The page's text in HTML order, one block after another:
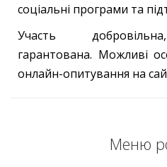
Меню
соціальні програми та
Участь
гарантована. Можливі
онлайн-опитування на